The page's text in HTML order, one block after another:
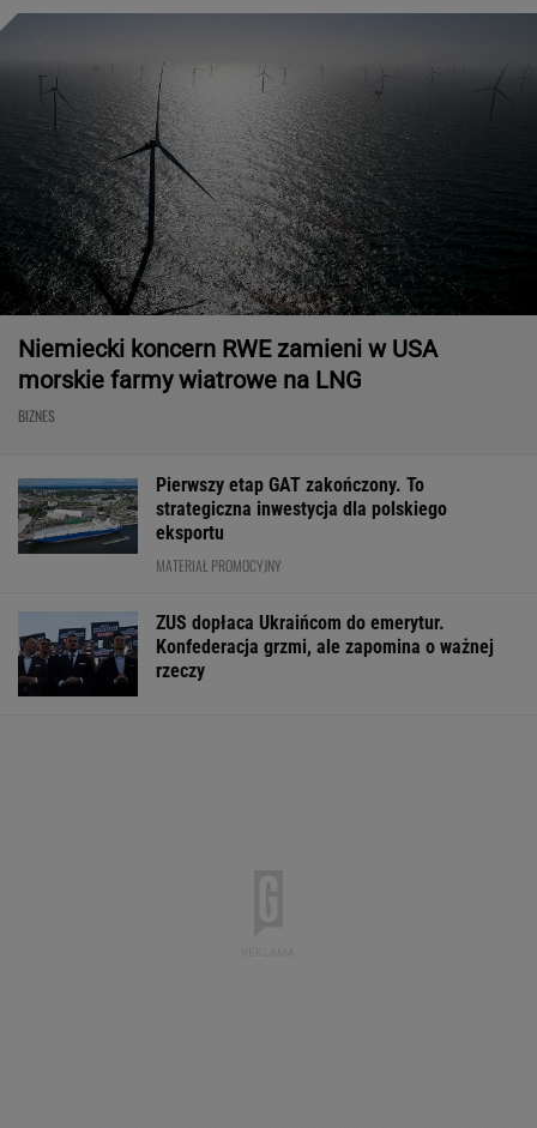
Niemiecki koncern RWE zamieni w USA
morskie farmy wiatrowe na LNG
BIZNES
Pierwszy etap GAT zakończony. To
strategiczna inwestycja dla polskiego
eksportu
MATERIAŁ PROMOCYJNY
ZUS dopłaca Ukraińcom do emerytur.
Konfederacja grzmi, ale zapomina o ważnej
rzeczy